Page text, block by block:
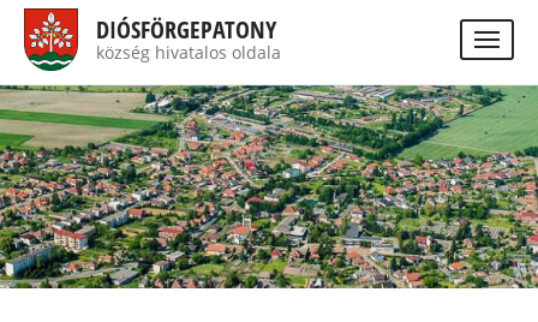
a
DIÓSFÖRGEPATONY
község hivatalos oldala
Visually
site
version
Keres